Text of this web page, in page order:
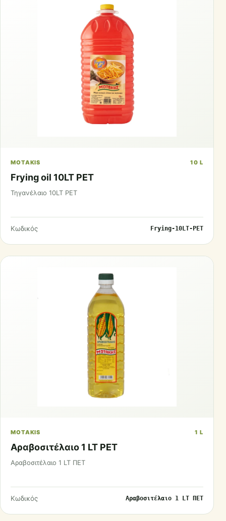
MOTAKIS 10 L
Frying oil 10LT PET
Τηγανέλαιο 10LT PET
Κωδικός Frying-10LT-PET
MOTAKIS 1 L
Αραβοσιτέλαιο 1 LT PET
Αραβοσιτέλαιο 1 LT ΠΕΤ
Κωδικός Αραβοσιτέλαιο 1 LT ΠΕΤ